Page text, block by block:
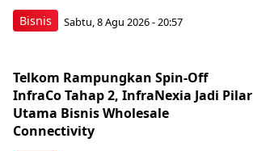
Bisnis Sabtu, 8 Agu 2026 - 20:57
Telkom Rampungkan Spin-Off
InfraCo Tahap 2, InfraNexia Jadi Pilar
Utama Bisnis Wholesale
Connectivity